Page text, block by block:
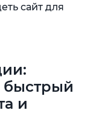
сайт для
быстрый
и